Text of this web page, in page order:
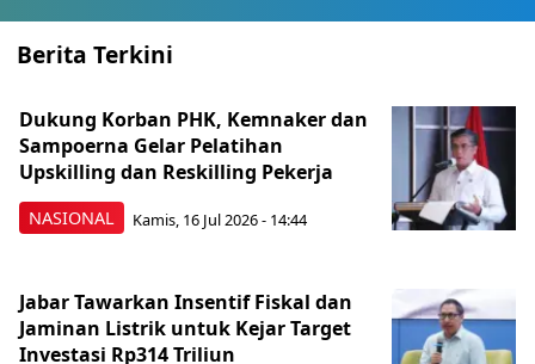
Berita Terkini
NASIONAL
Dukung Korban PHK, Kemnaker dan
Sampoerna Gelar Pelatihan
Upskilling dan Reskilling Pekerja
Kamis, 16 Jul 2026 - 14:44
Jabar Tawarkan Insentif Fiskal dan
Jaminan Listrik untuk Kejar Target
Investasi Rp314 Triliun